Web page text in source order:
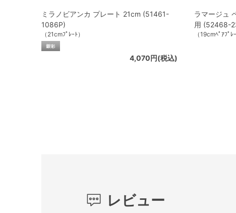
ミラノビアンカ プレート 21cm (51461-
1086P)
（21cmﾌﾟﾚｰﾄ）
4,070円(税込)
ラマージュ
用 (52468-
（19cmﾍﾟｱﾌﾟﾚｰ
レビュー